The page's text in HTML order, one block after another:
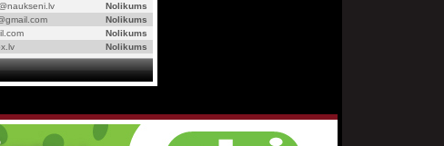
Nolikums
Nolikums
Nolikums
Nolikums